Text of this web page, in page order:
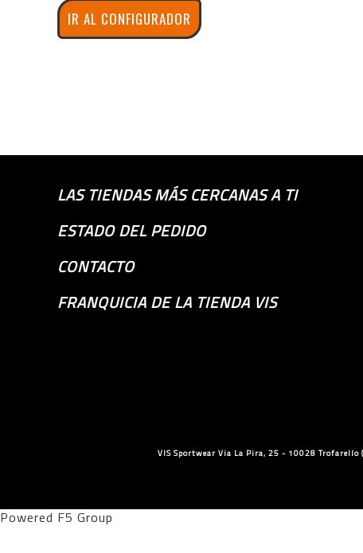
IR AL CONFIGURADOR
LAS TIENDAS MÁS CERCANAS A TI
ESTADO DEL PEDIDO
CONTACTO
FRANQUICIA DE LA TIENDA VIS
VIS Sportwear Via La Pira, 25 - 10028
Powered F5 Group